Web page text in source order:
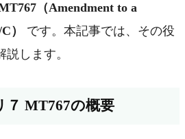
（Amendment to a
）
です。本記事では、その役
します。
７ MT767の概要